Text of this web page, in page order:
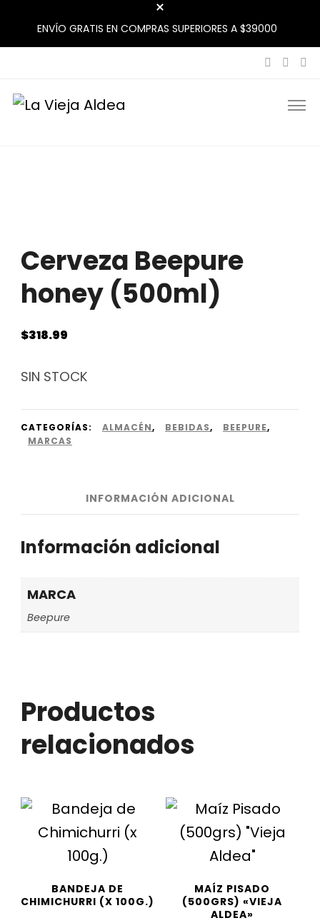
ENVÍO GRATIS EN COMPRAS SUPERIORES A $39000
La Vieja Aldea
Tu Mercado Natural Cerca
Cerveza Beepure
honey (500ml)
$318.99
SIN STOCK
CATEGORÍAS: ALMACÉN, BEBIDAS, BEEPURE,
MARCAS
INFORMACIÓN ADICIONAL
Información adicional
MARCA
Beepure
Productos
relacionados
BANDEJA DE
CHIMICHURRI (X 100G.)
MAÍZ PISADO
(500GRS) «VIEJA
ALDEA»